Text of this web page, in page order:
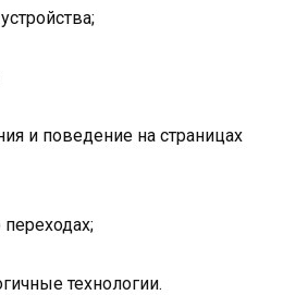
и поведение на страницах
технологии.